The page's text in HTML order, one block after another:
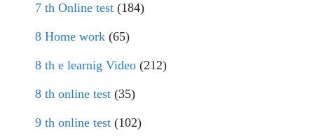
7 th Online test (184)
8 Home work (65)
8 th e learnig Video (212)
8 th online test (35)
9 th online test (102)